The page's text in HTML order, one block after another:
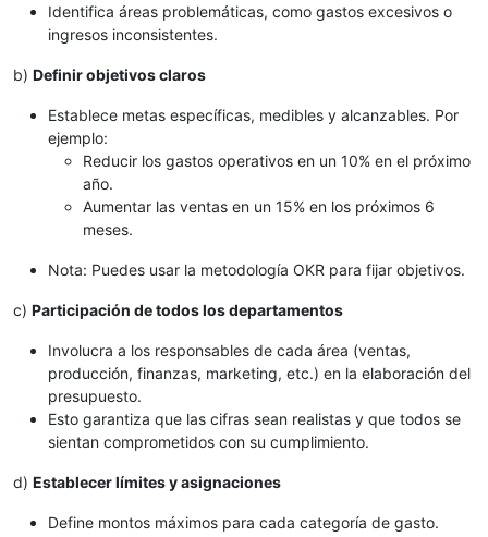
Identifica áreas problemáticas, como gastos excesivos o
ingresos inconsistentes.
b) Definir objetivos claros
Establece metas específicas, medibles y alcanzables. Por
ejemplo:
Reducir los gastos operativos en un 10% en el próximo
año.
Aumentar las ventas en un 15% en los próximos 6
meses.
Nota: Puedes usar la metodología OKR para fijar objetivos.
c) Participación de todos los departamentos
Involucra a los responsables de cada área (ventas,
producción, finanzas, marketing, etc.) en la elaboración del
presupuesto.
Esto garantiza que las cifras sean realistas y que todos se
sientan comprometidos con su cumplimiento.
d) Establecer límites y asignaciones
Define montos máximos para cada categoría de gasto.